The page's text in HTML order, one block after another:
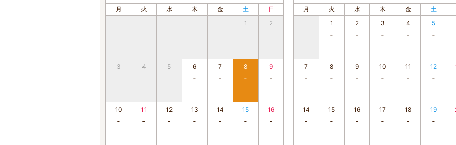
月 火 水 木 金 土
日
1
2
3 4 5 6 7 8 9
10 11 12 13 14 15 16
月 火 水 木 金 土
1
2 3 4 5
7 8 9 10 11 12
14 15 16 17 18 19